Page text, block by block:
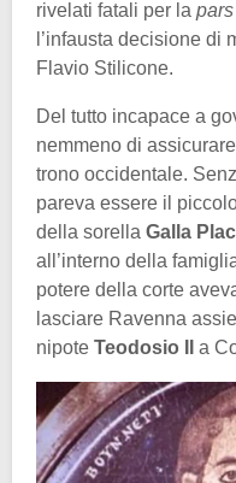
rivelati fatali per la
l’infausta decisione di
Flavio Stilicone.
Del tutto incapace a
nemmeno di
trono occidentale.
pareva essere il
della sorella Galla
all’interno della
potere della corte
lasciare Ravenna
nipote Teodosio II a